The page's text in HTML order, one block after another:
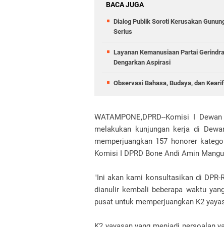
BACA JUGA
Dialog Publik Soroti Kerusakan
Serius
Layanan Kemanusiaan Partai
Dengarkan Aspirasi
Observasi Bahasa, Budaya, dan
WATAMPONE,DPRD--Komisi I
melakukan kunjungan kerja di
memperjuangkan 157 honorer
Komisi I DPRD Bone Andi Amin
"Ini akan kami konsultasikan di
dianulir kembali beberapa waktu
pusat untuk memperjuangkan K2